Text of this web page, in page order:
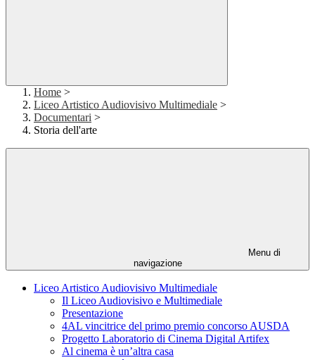
Home >
Liceo Artistico Audiovisivo Multimediale >
Documentari >
Storia dell'arte
Menu di
navigazione
Liceo Artistico Audiovisivo Multimediale
Il Liceo Audiovisivo e Multimediale
Presentazione
4AL vincitrice del primo premio concorso AUSDA
Progetto Laboratorio di Cinema Digital Artifex
Al cinema è un’altra casa